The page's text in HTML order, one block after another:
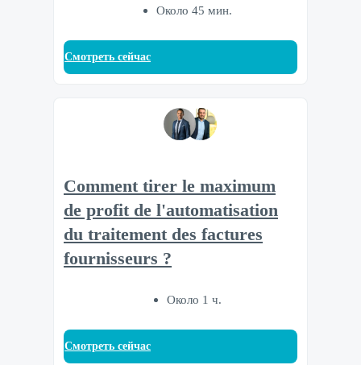
Около 45 мин.
Смотреть сейчас
Comment tirer le maximum
de profit de l'automatisation
du traitement des factures
fournisseurs ?
Около 1 ч.
Смотреть сейчас